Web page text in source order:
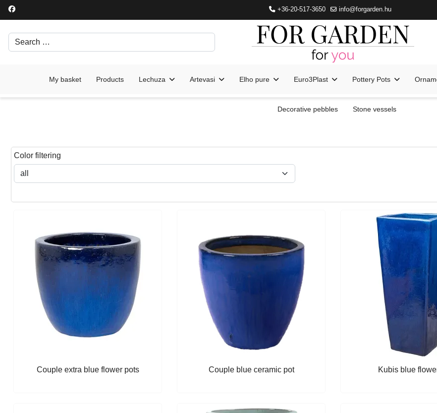
+36-20-517-3650 info@forgarden.hu
Search
My basket Products Lechuza Artevasi Elho pure Euro3Plast Pottery Pots
Decorative pebbles Stone vessels
Color filtering
Couple extra blue flower pots Couple blue ceramic pot Kubis blue